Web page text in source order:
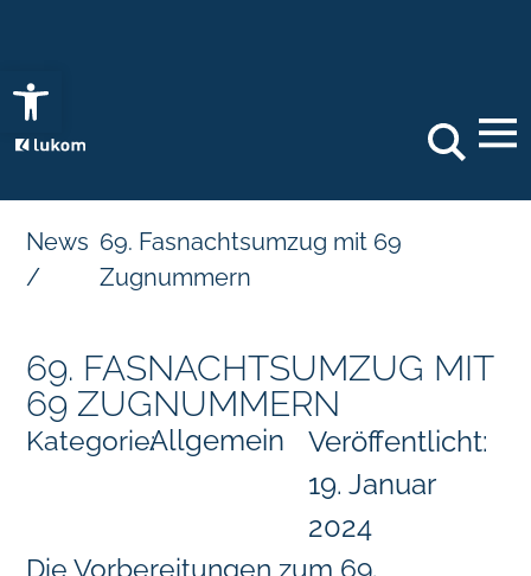
Open toolbar
Search
News
/
69. Fasnachtsumzug mit 69
Zugnummern
69. FASNACHTSUMZUG MIT
69 ZUGNUMMERN
Kategorie:Allgemein
Veröffentlicht:
19. Januar
2024
Die Vorbereitungen zum 69.